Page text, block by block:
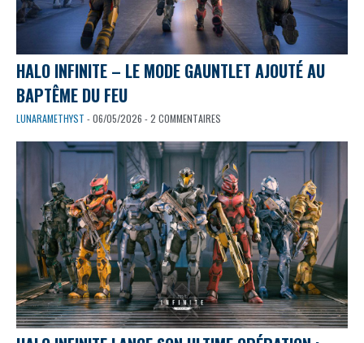
HALO INFINITE – LE MODE GAUNTLET AJOUTÉ AU
BAPTÊME DU FEU
LUNARAMETHYST - 06/05/2026 - 2 COMMENTAIRES